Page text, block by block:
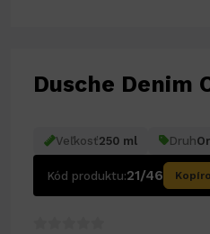
Dusche Denim
Veľkosť250 ml Druh
Kód produktu:21/46